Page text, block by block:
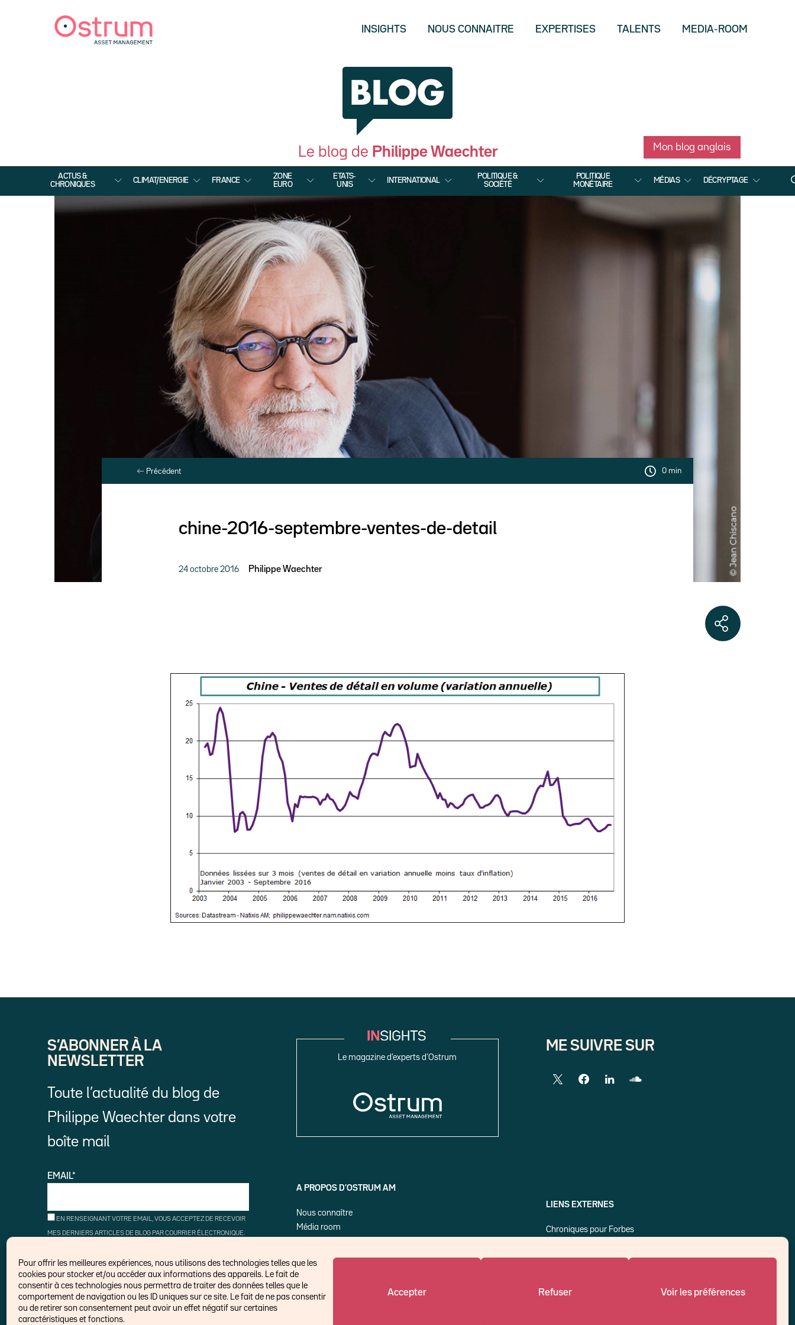
Pour offrir les meilleures expériences, nous utilisons des technologies telles que les
cookies pour stocker et/ou accéder aux informations des appareils. Le fait de
consentir à ces technologies nous permettra de traiter des données telles que le
comportement de navigation ou les ID uniques sur ce site. Le fait de ne pas consentir
ou de retirer son consentement peut avoir un effet négatif sur certaines
caractéristiques et fonctions.
Accepter Refuser Voir les préférences
INSIGHTS NOUS CONNAITRE EXPERTISES TALENTS MEDIA-ROOM
Le blog de Philippe Waechter Mon blog anglais
ACTUS &
CHRONIQUES
CLIMAT/ENERGIE FRANCE
ZONE
EURO
ETATS-
UNIS
INTERNATIONAL
POLITIQUE &
SOCIÉTÉ
POLITIQUE
MONÉTAIRE
MÉDIAS DÉCRYPTAGE
Précédent 0 min
chine-2016-septembre-ventes-de-detail
24 octobre 2016 Philippe Waechter
S’ABONNER À LA
NEWSLETTER
Toute l’actualité du blog de
Philippe Waechter dans votre
boîte mail
EMAIL*
EN RENSEIGNANT VOTRE EMAIL, VOUS ACCEPTEZ DE RECEVOIR
MES DERNIERS ARTICLES DE BLOG PAR COURRIER ÉLECTRONIQUE.
LIENS DE DÉSINSCRIPTION.
Le magazine d’experts d’Ostrum
A PROPOS D’OSTRUM AM
Nous connaître
Média room
ME SUIVRE SUR
LIENS EXTERNES
Chroniques pour Forbes
Think tank